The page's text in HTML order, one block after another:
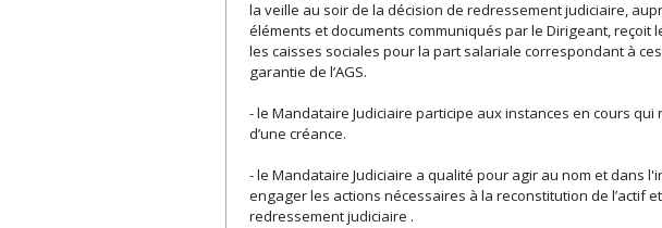
la veille au soir de la décision de redressement judiciaire,
éléments et documents communiqués par le Dirigeant, reçoit
les caisses sociales pour la part salariale correspondant à
garantie de l’AGS.
- le Mandataire Judiciaire participe aux instances en cours
d’une créance.
- le Mandataire Judiciaire a qualité pour agir au nom et dans
engager les actions nécessaires à la reconstitution de l’actif
redressement judiciaire .